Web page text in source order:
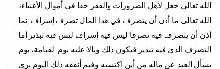
الله تعالى جعل لأهل الضرورات والفقر حقا في أموال الأغنياء،
الله تعالى ما أذن أن يتصرف في هذا المال تصرف إسراف إنما
أذن أن يتصرف فيه تصرفا ليس فيه إسراف ليس فيه تبذير أما
التصرف الذي فيه تبذير فيكون ذلك وبالا عليه يوم القيامة، يوم
يسأل العبد عن ماله من أين اكتسبه وفيم أنفقه ذلك اليوم يرى